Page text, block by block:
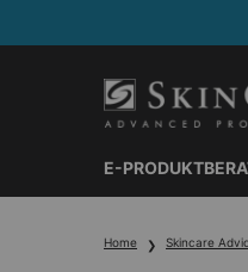
E-
Home Skincare